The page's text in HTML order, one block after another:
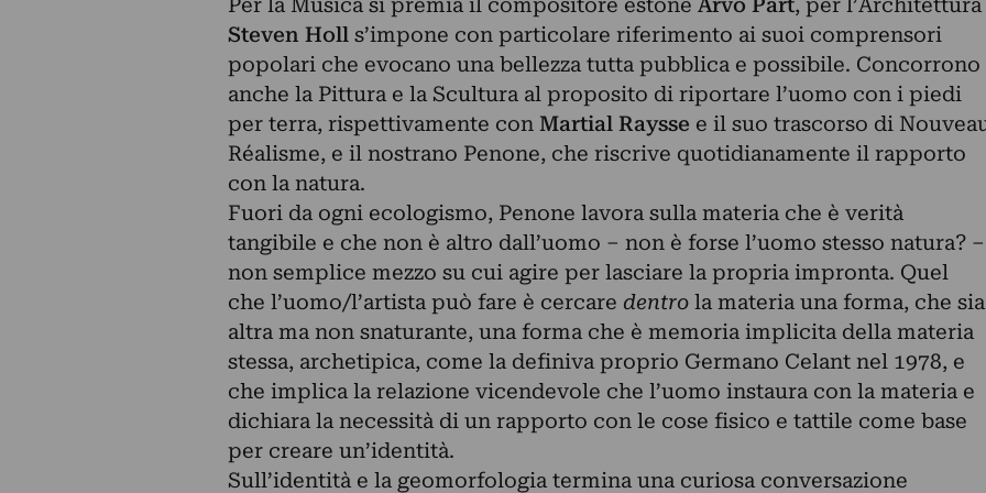
Steven Holls’impone con particolare riferimento ai suoi comprensori
popolari che evocano una bellezza tutta pubblica e possibile. Concorrono
anche la Pittura e la Scultura al proposito di riportare l’uomo con i piedi
per terra, rispettivamente con Martial Raysse e il suo trascorso di
Réalisme, e il nostrano Penone, che riscrive quotidianamente il rapporto
con la natura.
Fuori da ogni ecologismo, Penone lavora sulla materia che è verità
tangibile e che non è altro dall’uomo – non è forse l’uomo stesso natura? –
non semplice mezzo su cui agire per lasciare la propria impronta. Quel
che l’uomo/l’artista può fare è cercare dentrola materia una forma, che sia
altra ma non snaturante, una forma che è memoria implicita della materia
stessa, archetipica, come la definiva proprio Germano Celant nel 1978, e
che implica la relazione vicendevole che l’uomo instaura con la materia e
dichiara la necessità di un rapporto con le cose fisico e tattile come base
per creare un’identità.
Sull’identità e la geomorfologia termina una curiosa conversazione